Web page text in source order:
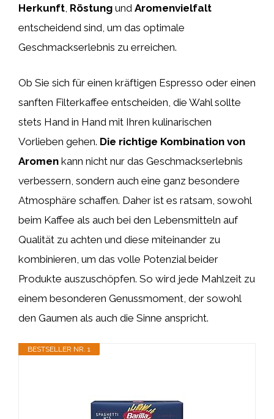
Herkunft, Röstung und Aromenvielfalt
entscheidend sind, um das optimale
Geschmackserlebnis zu erreichen.
Ob Sie sich für einen kräftigen Espresso oder einen
sanften Filterkaffee entscheiden, die Wahl sollte
stets Hand in Hand mit Ihren kulinarischen
Vorlieben gehen. Die richtige Kombination von
Aromen kann nicht nur das Geschmackserlebnis
verbessern, sondern auch eine ganz besondere
Atmosphäre schaffen. Daher ist es ratsam, sowohl
beim Kaffee als auch bei den Lebensmitteln auf
Qualität zu achten und diese miteinander zu
kombinieren, um das volle Potenzial beider
Produkte auszuschöpfen. So wird jede Mahlzeit zu
einem besonderen Genussmoment, der sowohl
den Gaumen als auch die Sinne anspricht.
BESTSELLER NR. 1